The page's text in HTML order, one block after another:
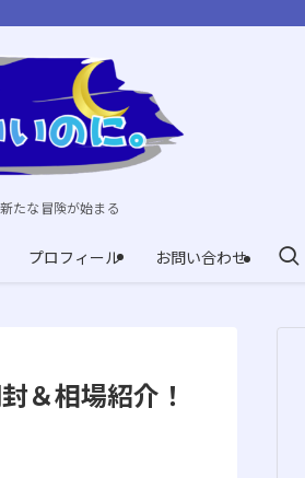
たな冒険が始まる
プロフィール お問い合わせ
＆相場紹介！